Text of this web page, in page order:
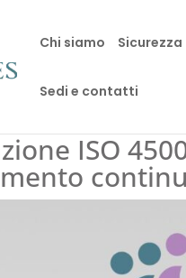
Chi siamo Sicurezza
Sedi e contatti
ISO